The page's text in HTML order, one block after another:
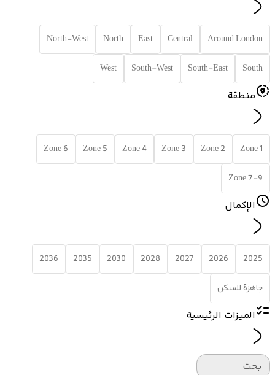
Around London
Central
East
North
North-West
South
South-East
South-West
West
منطقة
Zone 1
Zone 2
Zone 3
Zone 4
Zone 5
Zone 6
Zone 7-9
الإكمال
2025
2026
2027
2028
2030
2035
2036
جاهزة للسكن
الميزات الرئيسية
بحث